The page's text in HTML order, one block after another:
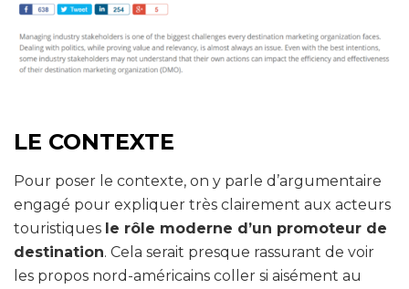
LE CONTEXTE
Pour poser le contexte, on y parle d’argumentaire
engagé pour expliquer très clairement aux acteurs
touristiques le rôle moderne d’un promoteur de
destination. Cela serait presque rassurant de voir
les propos nord-américains coller si aisément au